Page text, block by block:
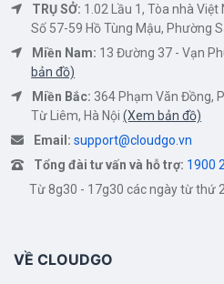
TRỤ SỞ: 1.02 Lầu 1, Tòa nhà
Số 57-59 Hồ Tùng Mậu, Phường
Miền Nam: 13 Đường 37 - Vạn
bản đồ)
Miền Bắc: 364 Phạm Văn Đồng,
Từ Liêm, Hà Nội(Xem bản đồ)
Email: support@cloudgo.vn
Tổng đài tư vấn và hỗ trợ: 1900
Từ 8g30 - 17g30 các ngày từ thứ
VỀ CLOUDGO